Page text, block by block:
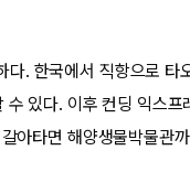
다. 한국에서 직항으로
있다. 이후 컨딩 익스
아타면 해양생물박물관